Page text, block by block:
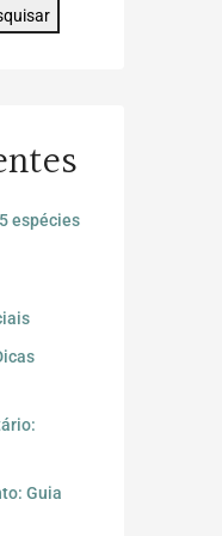
espécies
Guia